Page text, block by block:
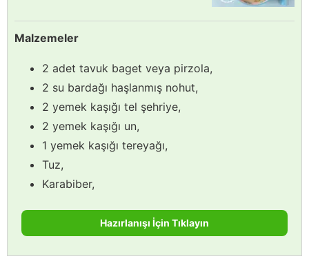
Malzemeler
2 adet tavuk baget veya pirzola,
2 su bardağı haşlanmış nohut,
2 yemek kaşığı tel şehriye,
2 yemek kaşığı un,
1 yemek kaşığı tereyağı,
Tuz,
Karabiber,
Hazırlanışı İçin Tıklayın